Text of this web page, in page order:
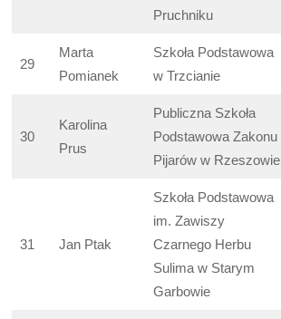
Pruchniku
29
Marta
Pomianek
Szkoła Podstawowa
w Trzcianie
30
Karolina
Prus
Publiczna Szkoła
Podstawowa Zakonu
Pijarów w Rzeszowie
31 Jan Ptak
Szkoła Podstawowa
im. Zawiszy
Czarnego Herbu
Sulima w Starym
Garbowie